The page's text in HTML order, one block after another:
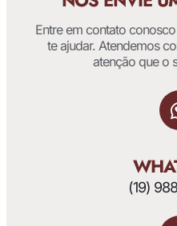
Entre em contato
te ajudar. Atendemos
atenção que o
(19)